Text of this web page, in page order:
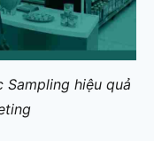
hiệu quả